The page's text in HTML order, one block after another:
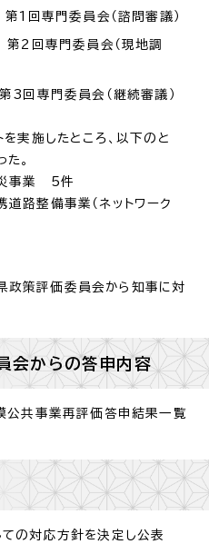
回専門委員会（諮問審議）
2回専門委員会（現地調
専門委員会（継続審議）
を実施したところ、以下のと
。
事業 5件
路整備事業（ネットワーク
策評価委員会から知事に対
からの答申内容
公共事業再評価答申結果一覧
の対応方針を決定し公表